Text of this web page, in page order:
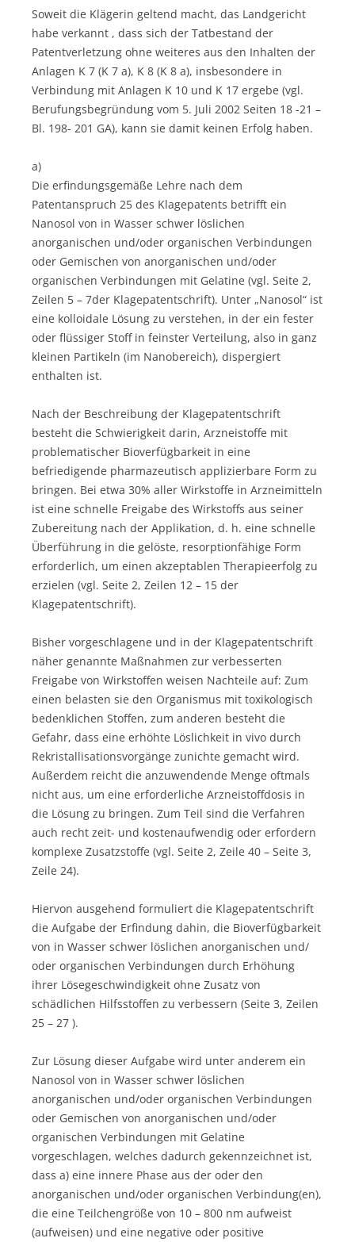
Soweit die Klägerin geltend macht, das Landgericht
habe verkannt , dass sich der Tatbestand der
Patentverletzung ohne weiteres aus den Inhalten der
Anlagen K 7 (K 7 a), K 8 (K 8 a), insbesondere in
Verbindung mit Anlagen K 10 und K 17 ergebe (vgl.
Berufungsbegründung vom 5. Juli 2002 Seiten 18 -21 –
Bl. 198- 201 GA), kann sie damit keinen Erfolg haben.
a)
Die erfindungsgemäße Lehre nach dem
Patentanspruch 25 des Klagepatents betrifft ein
Nanosol von in Wasser schwer löslichen
anorganischen und/oder organischen Verbindungen
oder Gemischen von anorganischen und/oder
organischen Verbindungen mit Gelatine (vgl. Seite 2,
Zeilen 5 – 7der Klagepatentschrift). Unter „Nanosol“ ist
eine kolloidale Lösung zu verstehen, in der ein fester
oder flüssiger Stoff in feinster Verteilung, also in ganz
kleinen Partikeln (im Nanobereich), dispergiert
enthalten ist.
Nach der Beschreibung der Klagepatentschrift
besteht die Schwierigkeit darin, Arzneistoffe mit
problematischer Bioverfügbarkeit in eine
befriedigende pharmazeutisch applizierbare Form zu
bringen. Bei etwa 30% aller Wirkstoffe in Arzneimitteln
ist eine schnelle Freigabe des Wirkstoffs aus seiner
Zubereitung nach der Applikation, d. h. eine schnelle
Überführung in die gelöste, resorptionfähige Form
erforderlich, um einen akzeptablen Therapieerfolg zu
erzielen (vgl. Seite 2, Zeilen 12 – 15 der
Klagepatentschrift).
Bisher vorgeschlagene und in der Klagepatentschrift
näher genannte Maßnahmen zur verbesserten
Freigabe von Wirkstoffen weisen Nachteile auf: Zum
einen belasten sie den Organismus mit toxikologisch
bedenklichen Stoffen, zum anderen besteht die
Gefahr, dass eine erhöhte Löslichkeit in vivo durch
Rekristallisationsvorgänge zunichte gemacht wird.
Außerdem reicht die anzuwendende Menge oftmals
nicht aus, um eine erforderliche Arzneistoffdosis in
die Lösung zu bringen. Zum Teil sind die Verfahren
auch recht zeit- und kostenaufwendig oder erfordern
komplexe Zusatzstoffe (vgl. Seite 2, Zeile 40 – Seite 3,
Zeile 24).
Hiervon ausgehend formuliert die Klagepatentschrift
die Aufgabe der Erfindung dahin, die Bioverfügbarkeit
von in Wasser schwer löslichen anorganischen und/
oder organischen Verbindungen durch Erhöhung
ihrer Lösegeschwindigkeit ohne Zusatz von
schädlichen Hilfsstoffen zu verbessern (Seite 3, Zeilen
25 – 27 ).
Zur Lösung dieser Aufgabe wird unter anderem ein
Nanosol von in Wasser schwer löslichen
anorganischen und/oder organischen Verbindungen
oder Gemischen von anorganischen und/oder
organischen Verbindungen mit Gelatine
vorgeschlagen, welches dadurch gekennzeichnet ist,
dass a) eine innere Phase aus der oder den
anorganischen und/oder organischen Verbindung(en),
die eine Teilchengröße von 10 – 800 nm aufweist
(aufweisen) und eine negative oder positive